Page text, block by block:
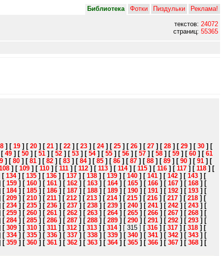
Библиотека Фотки Пиздульки Реклама!
текстов: 24072
страниц: 55365
] [ 19 ] [ 20 ] [ 21 ] [ 22 ] [ 23 ] [ 24] [ 25 ] [ 26 ] [ 27 ] [ 28 ] [ 29 ] [ 30 ] [
[ 49 ] [ 50 ] [ 51 ] [ 52 ] [ 53 ] [ 54] [ 55 ] [ 56 ] [ 57 ] [ 58 ] [ 59 ] [ 60 ] [ 61
] [ 80 ] [ 81 ] [ 82 ] [ 83 ] [ 84] [ 85 ] [ 86 ] [ 87 ] [ 88 ] [ 89 ] [ 90 ] [ 91 ] [
] [ 109 ] [ 110 ] [ 111 ] [ 112 ] [ 113 ] [ 114] [ 115 ] [ 116 ] [ 117 ] [ 118 ] [
[ 134] [ 135 ] [ 136 ] [ 137 ] [ 138 ] [ 139 ] [ 140 ] [ 141 ] [ 142 ] [ 143 ] [
[ 159 ] [ 160 ] [ 161 ] [ 162 ] [ 163 ] [ 164] [ 165 ] [ 166 ] [ 167 ] [ 168 ] [
[ 184] [ 185 ] [ 186 ] [ 187 ] [ 188 ] [ 189 ] [ 190 ] [ 191 ] [ 192 ] [ 193 ] [
[ 209 ] [ 210 ] [ 211 ] [ 212 ] [ 213 ] [ 214] [ 215 ] [ 216 ] [ 217 ] [ 218 ] [
[ 234] [ 235 ] [ 236 ] [ 237 ] [ 238 ] [ 239 ] [ 240 ] [ 241 ] [ 242 ] [ 243 ] [
[ 259 ] [ 260 ] [ 261 ] [ 262 ] [ 263 ] [ 264] [ 265 ] [ 266 ] [ 267 ] [ 268 ] [
[ 284] [ 285 ] [ 286 ] [ 287 ] [ 288 ] [ 289 ] [ 290 ] [ 291 ] [ 292 ] [ 293 ] [
[ 309 ] [ 310 ] [ 311 ] [ 312 ] [ 313 ] [ 314] [ 315 ] [ 316 ] [ 317 ] [ 318 ] [
[ 334] [ 335 ] [ 336 ] [ 337 ] [ 338 ] [ 339 ] [ 340 ] [ 341 ] [ 342 ] [ 343 ] [
[ 359 ] [ 360 ] [ 361 ] [ 362 ] [ 363 ] [ 364] [ 365 ] [ 366 ] [ 367 ] [ 368 ] [